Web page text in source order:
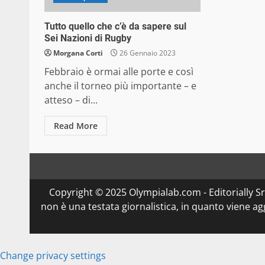
Tutto quello che c’è da sapere sul
Sei Nazioni di Rugby
Morgana Corti 26 Gennaio 2023
Febbraio è ormai alle porte e così
anche il torneo più importante – e
atteso – di...
Read More
Copyright © 2025 Olympialab.com - Editorially
non è una testata giornalistica, in quanto viene
Change privacy settings